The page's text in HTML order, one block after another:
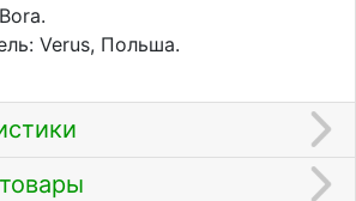
Verus, Польша.